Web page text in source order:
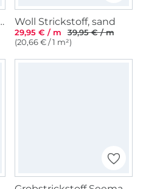
terracotta Woll Strickstoff, sand
29,95 € / m
39,95 € / m
(20,66 € / 1 m²)